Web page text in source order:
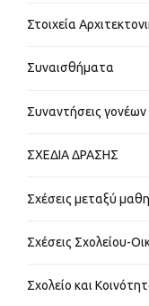
Στοιχεία
Συναισθήματα
Συναντήσεις γονέων
ΣΧΕΔΙΑ ΔΡΑΣΗΣ
Σχέσεις μεταξύ
Σχέσεις Σχολείου-
Σχολείο και